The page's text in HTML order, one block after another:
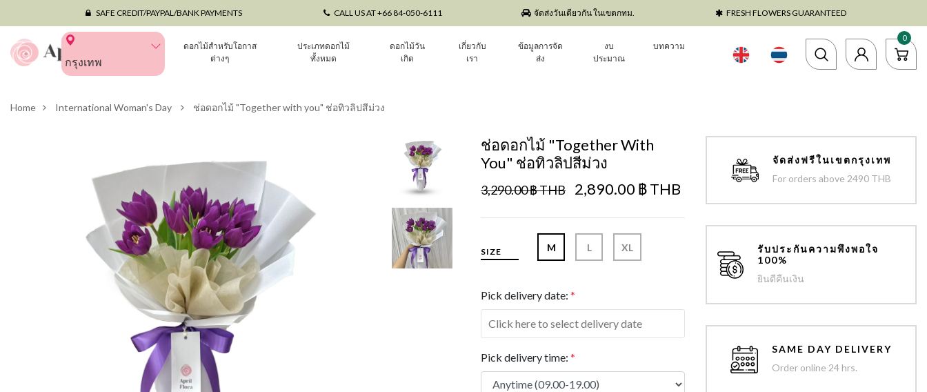
SAFE CREDIT/PAYPAL/BANK PAYMENTS CALL US AT +66 84-050-6111 จัดส่งวันเดียวกัน ในเขตกทม. FRESH FLOWERS GUARANTEED
กรุงเทพ
ดอกไม้สำหรับโอกาส
ต่างๆ
ประเภทดอกไม้
ทั้งหมด
ดอกไม้วัน
เกิด
เกี่ยวกับ
เรา
ข้อมูลการจัด
ส่ง
งบ
ประมาณ
บทความ
0
Home International Woman's Day ช่อดอกไม้ "Together with you" ช่อทิวลิปสีม่วง
ช่อดอกไม้ "Together With
You" ช่อทิวลิปสีม่วง
3,290.00 ฿ THB 2,890.00 ฿ THB
SIZE M L XL
Pick delivery date: *
Pick delivery time: *
จัดส่งฟรีในเขตกรุงเทพ
For orders above 2490 THB
รับประกันความพึงพอใจ
100%
ยินดีคืนเงิน
SAME DAY DELIVERY
Order online 24 hrs.